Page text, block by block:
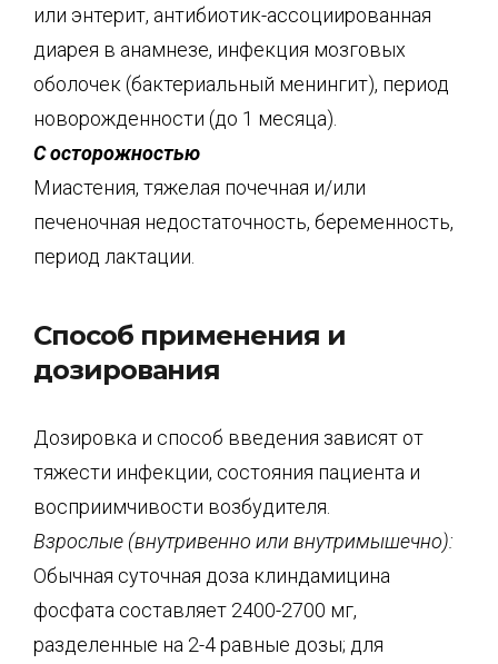
или энтерит, антибиотик-ассоциированная
диарея в анамнезе, инфекция мозговых
оболочек (бактериальный менингит), период
новорожденности (до 1 месяца).
С осторожностью
Миастения, тяжелая почечная и/или
печеночная недостаточность, беременность,
период лактации.
Способ применения и
дозирования
Дозировка и способ введения зависят от
тяжести инфекции, состояния пациента и
восприимчивости возбудителя.
Взрослые (внутривенно или внутримышечно):
Обычная суточная доза клиндамицина
фосфата составляет 2400-2700 мг,
разделенные на 2-4 равные дозы; для